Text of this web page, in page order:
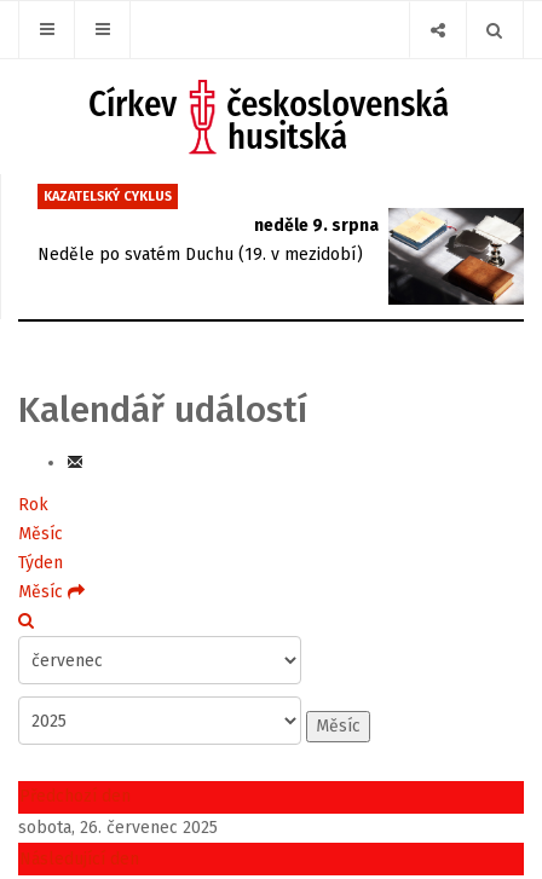
KAZATELSKÝ CYKLUS
neděle 9. srpna
Neděle po svatém Duchu (19. v mezidobí)
Kalendář událostí
Rok
Měsíc
Týden
Měsíc
Měsíc
Předchozí den
sobota, 26. červenec 2025
Následující den